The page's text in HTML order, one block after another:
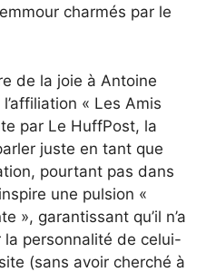
charmés par le
de la joie à Antoine
« Les Amis
par Le HuffPost, la
juste en tant que
pourtant pas dans
une pulsion «
», garantissant qu’il n’a
la personnalité de celui-
(sans avoir cherché à